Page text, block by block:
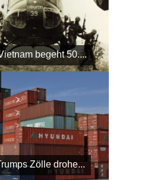
begeht 50....
Zölle drohe...